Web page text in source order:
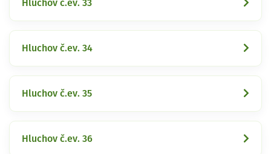
Hluchov č.ev. 33
Hluchov č.ev. 34
Hluchov č.ev. 35
Hluchov č.ev. 36